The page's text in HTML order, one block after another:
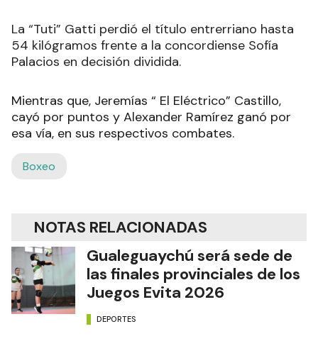
La “Tuti” Gatti perdió el título entrerriano hasta
54 kilógramos frente a la concordiense Sofía
Palacios en decisión dividida.
Mientras que, Jeremías “ El Eléctrico” Castillo,
cayó por puntos y Alexander Ramírez ganó por
esa vía, en sus respectivos combates.
Boxeo
NOTAS RELACIONADAS
Gualeguaychú será sede de
las finales provinciales de los
Juegos Evita 2026
DEPORTES